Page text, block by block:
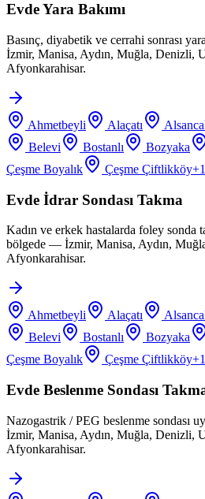
Evde Yara Bakımı
Basınç, diyabetik ve cerrahi sonrası
İzmir, Manisa, Aydın, Muğla, Denizli,
Afyonkarahisar.
Ahmetbeyli Alaçatı
Belevi
Bostanlı Bozyaka
Çeşme Boyalık
Çeşme Çiftlikköy+
Evde İdrar Sondası Takma
Kadın ve erkek hastalarda foley sonda
bölgede — İzmir, Manisa, Aydın,
Afyonkarahisar.
Ahmetbeyli Alaçatı
Belevi
Bostanlı Bozyaka
Çeşme Boyalık
Çeşme Çiftlikköy+
Evde Beslenme Sondası
Nazogastrik / PEG beslenme sondası
İzmir, Manisa, Aydın, Muğla, Denizli,
Afyonkarahisar.